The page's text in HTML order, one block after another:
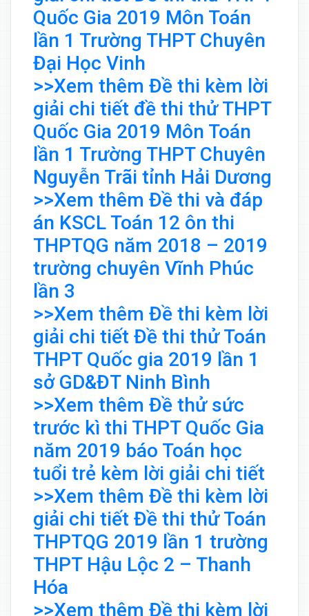
Quốc Gia 2019 Môn Toán
lần 1 Trường THPT Chuyên
Đại Học Vinh
>>Xem thêm Đề thi kèm lời
giải chi tiết đề thi thử THPT
Quốc Gia 2019 Môn Toán
lần 1 Trường THPT Chuyên
Nguyễn Trãi tỉnh Hải Dương
>>Xem thêm Đề thi và đáp
án KSCL Toán 12 ôn thi
THPTQG năm 2018 – 2019
trường chuyên Vĩnh Phúc
lần 3
>>Xem thêm Đề thi kèm lời
giải chi tiết Đề thi thử Toán
THPT Quốc gia 2019 lần 1
sở GD&ĐT Ninh Bình
>>Xem thêm Đề thử sức
trước kì thi THPT Quốc Gia
năm 2019 báo Toán học
tuổi trẻ kèm lời giải chi tiết
>>Xem thêm Đề thi kèm lời
giải chi tiết Đề thi thử Toán
THPTQG 2019 lần 1 trường
THPT Hậu Lộc 2 – Thanh
Hóa
>>Xem thêm Đề thi kèm lời